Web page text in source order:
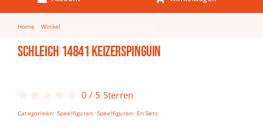
Keuken & Tafelen
Kinderfietsen
Knutselen
Spellen
Home Winkel
Schleich 14841 Keizerspinguin
0 / 5 Sterren
Categorieën: Speelfiguren, Speelfiguren- En Sets